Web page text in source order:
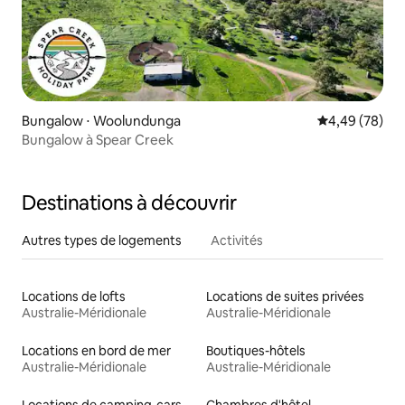
Bungalow ⋅ Woolundunga Évaluation
4,49 (78)
Bungalow à Spear Creek
Destinations à découvrir
Autres types de logements Activités
Locations de lofts
Australie-Méridionale
Locations de suites privées
Australie-Méridionale
Locations en bord de mer
Australie-Méridionale
Boutiques-hôtels
Australie-Méridionale